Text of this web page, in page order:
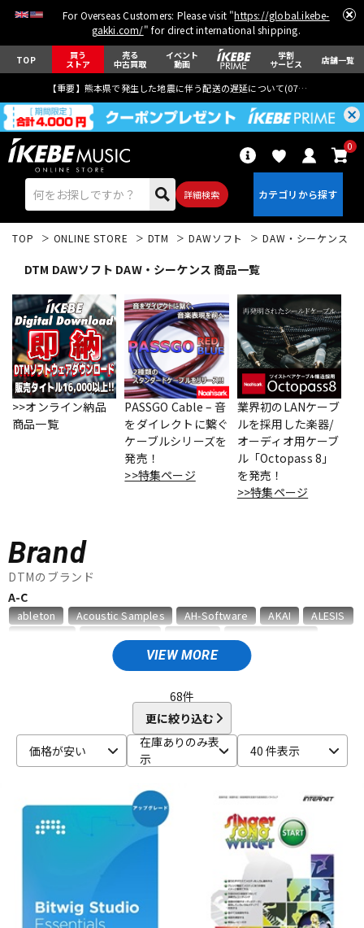
For Overseas Customers: Please visit "https://global.ikebe-
gakki.com/" for direct international shipping.
TOP 買う
ストア
売る
中古買取
イベント
動画
学割
サービス 店舗一覧
【重要】熊本県で発生した地震に伴う配送の遅延について(07月29日
詳細検索
0
エレキギター アコギ/エレアコ
ベース ウクレレ
パーカッション
管楽器
アンプ エフェクター
DTM オンライン納品 レコーディング機器
配信/ライブ機器 楽器アクセサリ
TOP ONLINE STORE DTM DAWソフト DAW・シーケンス
DTM DAWソフト DAW・シーケンス 商品一覧
>>オンライン納品
商品一覧
PASSGO Cable – 音
をダイレクトに繋ぐ
ケーブルシリーズを
発売！
>>特集ページ
業界初のLANケーブ
ルを採用した楽器/
オーディオ用ケーブ
ル「Octopass 8」
を発売！
>>特集ページ
Brand
DTMのブランド
VIEW MORE
A-C
ableton Acoustic Samples AH-Software AKAI
ALESIS
Artiphon ARTRIG Arturia
audio-technica AVID BestService
celemony
CME PRO
CRIMSON TECHNOLOGY
CRYPTON
ENHANCIA ESI Eventide
Expressive E
FabFilter
Focusrite
Future Audio Workshop
GARRITAN
GATOR Frameworks
GRACE design
HEiL SOUND
ICON
Ikebe Original
Inspired Acoustics
INTERNET
iZotope
68件
更に絞り込む
価格が安い
在庫ありのみ表
示
40 件表示